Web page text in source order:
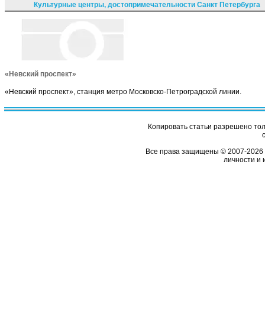
Культурные центры, достопримечательности Санкт Петербурга
«Невский проспект»
«Невский проспект», станция метро Московско-Петроградской линии.
Копировать статьи разрешено
Все права защищены © 2007-2026
личности и